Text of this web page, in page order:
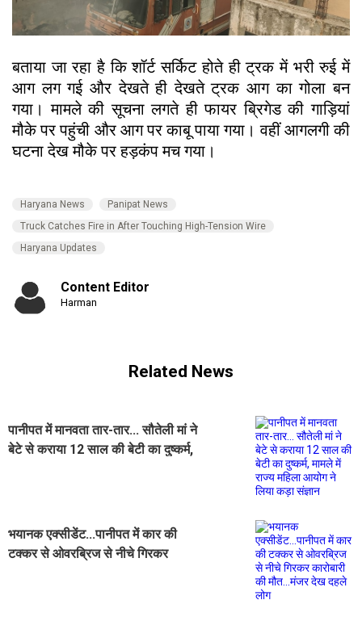
बताया जा रहा है कि शॉर्ट सर्किट होते ही ट्रक में भरी रुई में
आग लग गई और देखते ही देखते ट्रक आग का गोला बन
गया। मामले की सूचना लगते ही फायर ब्रिगेड की गाड़ियां
मौके पर पहुंची और आग पर काबू पाया गया। वहीं आगलगी की
घटना देख मौके पर हड़कंप मच गया।
Haryana News
Panipat News
Truck Catches Fire in After Touching High-Tension Wire
Haryana Updates
Content Editor
Harman
Related News
पानीपत में मानवता तार-तार... सौतेली मां ने
बेटे से कराया 12 साल की बेटी का दुष्कर्म,
भयानक एक्सीडेंट...पानीपत में कार की
टक्कर से ओवरब्रिज से नीचे गिरकर